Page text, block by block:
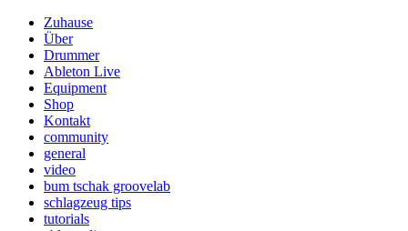
Zuhause
Über
Drummer
Ableton Live
Equipment
Shop
Kontakt
community
general
video
bum tschak groovelab
schlagzeug tips
tutorials